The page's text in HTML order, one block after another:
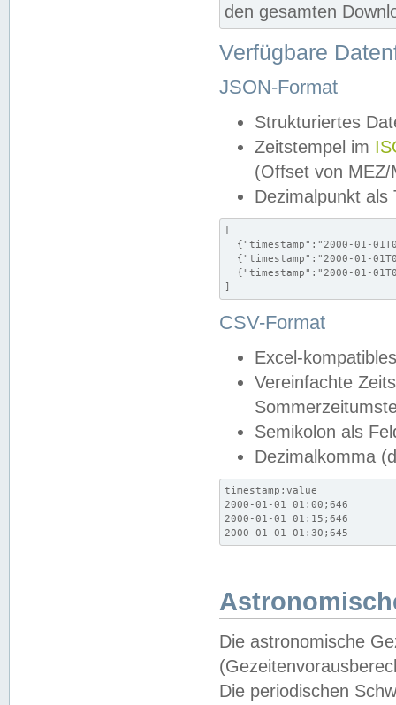
den gesamten
Verfügbare
JSON-Format
Strukturiertes
Zeitstempel im
(Offset von MEZ/
Dezimalpunkt als
[
{"timestamp":"2000-01-
{"timestamp":"2000-01-
{"timestamp":"2000-01-
]
CSV-Format
Excel-
Vereinfachte
Semikolon als
Dezimalkomma
timestamp;value
2000-01-01 01:00;646
2000-01-01 01:15;646
2000-01-01 01:30;645
Die astronomische
Die periodischen